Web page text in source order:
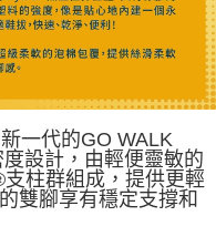
一代的GO WALK
設計，由輕便靈敏的
柱群組成，提供更輕
雙腳享有穩定支撐和